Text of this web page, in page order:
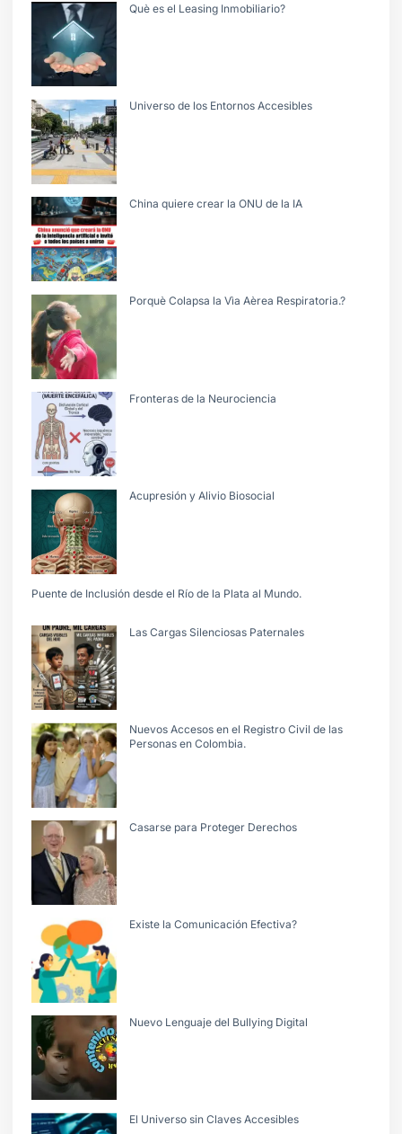
Què es el Leasing Inmobiliario?
Universo de los Entornos Accesibles
China quiere crear la ONU de la IA
Porquè Colapsa la Vìa Aèrea Respiratoria.?
Fronteras de la Neurociencia
Acupresión y Alivio Biosocial
Puente de Inclusión desde el Río de la Plata al Mundo.
Las Cargas Silenciosas Paternales
Nuevos Accesos en el Registro Civil de las
Personas en Colombia.
Casarse para Proteger Derechos
Existe la Comunicación Efectiva?
Nuevo Lenguaje del Bullying Digital
El Universo sin Claves Accesibles